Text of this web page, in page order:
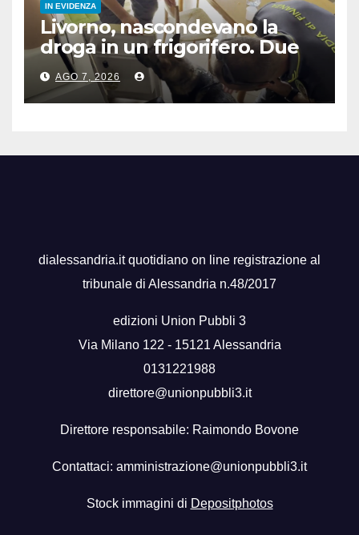
IN EVIDENZA
Livorno, nascondevano la
droga in un frigorifero. Due
arresti
AGO 7, 2026
dialessandria.it quotidiano on line registrazione al
tribunale di Alessandria n.48/2017
edizioni Union Pubbli 3
Via Milano 122 - 15121 Alessandria
0131221988
direttore@unionpubbli3.it
Direttore responsabile: Raimondo Bovone
Contattaci: amministrazione@unionpubbli3.it
Stock immagini di Depositphotos